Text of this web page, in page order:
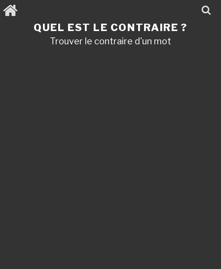
Aller
au
QUEL EST LE CONTRAIRE ?
Trouver le contraire d'un mot